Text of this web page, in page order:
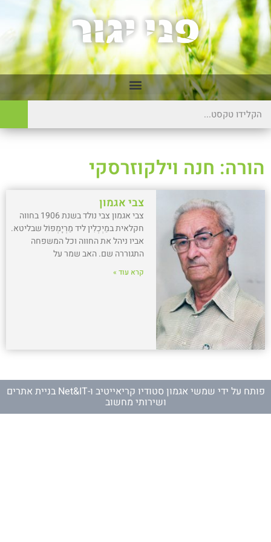
הורה: חנה וילקוזרסקי
צבי אגמון
צבי אגמון צבי נולד בשנת 1906 בחווה
חקלאית במֵיְכְלִין ליד מַרְיָמְפוֹל שבליטא.
אביו ניהל את החווה וכל המשפחה
התגוררה שם. האב שמר על
קרא עוד »
פותח על ידי שמשי אגמון סטודיו קריאייטיב ו- Net&IT בניית אתרים
ושירותי מחשוב